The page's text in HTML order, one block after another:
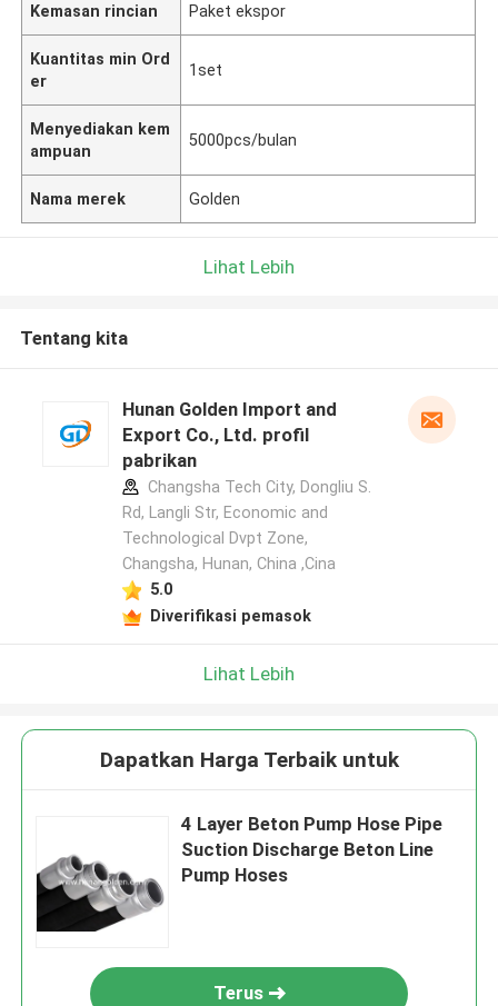
Kemasan rincian Paket ekspor
Kuantitas min Ord
er
1set
Menyediakan kem
ampuan
5000pcs/bulan
Nama merek Golden
Lihat Lebih
Tentang kita
Hunan Golden Import and
Export Co., Ltd. profil
pabrikan
Changsha Tech City, Dongliu S.
Rd, Langli Str, Economic and
Technological Dvpt Zone,
Changsha, Hunan, China ,Cina
5.0
Diverifikasi pemasok
Lihat Lebih
Dapatkan Harga Terbaik untuk
4 Layer Beton Pump Hose Pipe
Suction Discharge Beton Line
Pump Hoses
Terus